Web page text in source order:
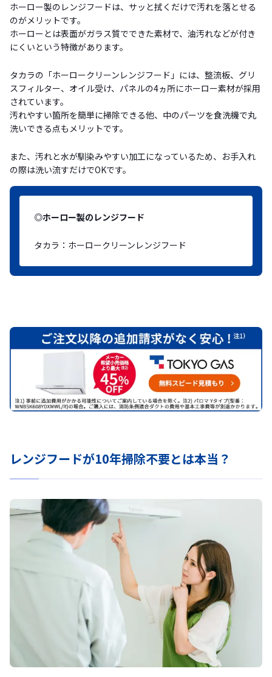
ホーロー製のレンジフードは、サッと拭くだけで汚れを落とせる
のがメリットです。
ホーローとは表面がガラス質でできた素材で、油汚れなどが付き
にくいという特徴があります。
タカラの「ホーロークリーンレンジフード」には、整流板、グリ
スフィルター、オイル受け、パネルの4ヵ所にホーロー素材が採用
されています。
汚れやすい箇所を簡単に掃除できる他、中のパーツを食洗機で丸
洗いできる点もメリットです。
また、汚れと水が馴染みやすい加工になっているため、お手入れ
の際は洗い流すだけでOKです。
◎ホーロー製のレンジフード
タカラ：ホーロークリーンレンジフード
レンジフードが10年掃除不要とは本当？